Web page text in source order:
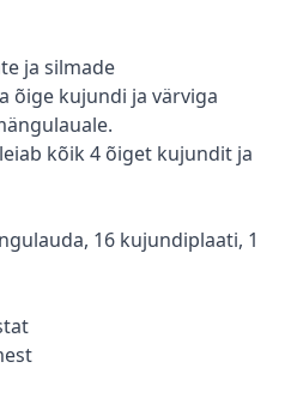
ja silmade
õige kujundi ja värviga
kõik 4 õiget kujundit ja
16 kujundiplaati, 1